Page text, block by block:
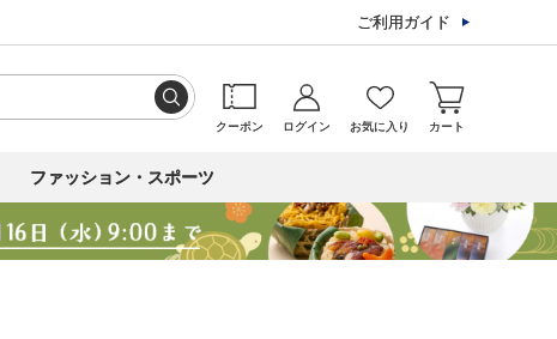
ご利用ガイド
クーポン ログイン お気に入り カート
ファッション・スポーツ